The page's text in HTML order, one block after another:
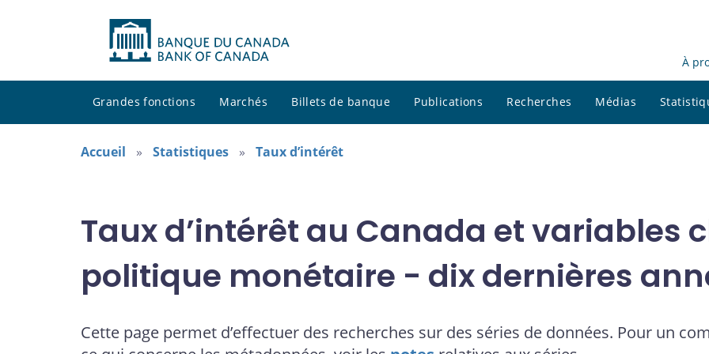
À
Grandes fonctions Marchés Billets de banque Publications Recherches Médias
Accueil Statistiques Taux d’intérêt
Taux d’intérêt au Canada et variables
politique monétaire - dix dernières
Cette page permet d’effectuer des recherches sur des séries de données. Pour un